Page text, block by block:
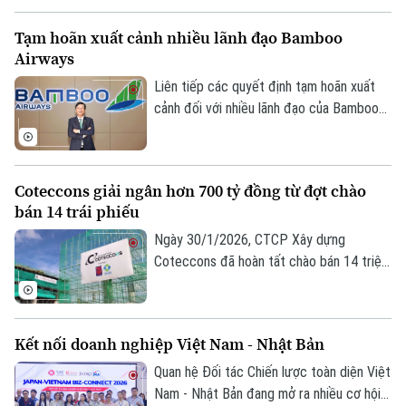
Tư vấn sức khỏe
Quần vợt
Sao
Điện ảnh
Âm nhạc
Đã phát sóng
Lâm và Phúc Thịnh, nhiều doanh nghiệp đã
đồng hành cùng địa phương để hiện thực
hóa các mục tiêu của đề án.
Tạm hoãn xuất cảnh nhiều lãnh đạo Bamboo
Airways
Liên tiếp các quyết định tạm hoãn xuất
cảnh đối với nhiều lãnh đạo của Bamboo
nghiệp.
Coteccons giải ngân hơn 700 tỷ đồng từ đợt chào
bán 14 trái phiếu
Ngày 30/1/2026, CTCP Xây dựng
Coteccons đã hoàn tất chào bán 14 triệu
Kết nối doanh nghiệp Việt Nam - Nhật Bản
Quan hệ Đối tác Chiến lược toàn diện Việt
Nam - Nhật Bản đang mở ra nhiều cơ hội